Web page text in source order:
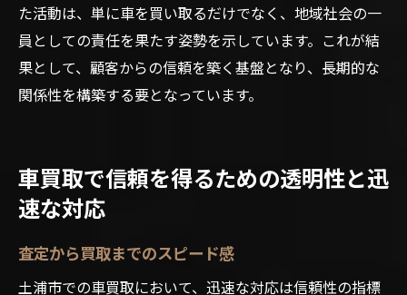
た活動は、単に車を買い取るだけでなく、地域社会の一
員としての責任を果たす姿勢を示しています。これが結
果として、顧客からの信頼を築く基盤となり、長期的な
関係性を構築する要となっています。
車買取で信頼を得るための透明性と迅
速な対応
査定から買取までのスピード感
土浦市での車買取において、迅速な対応は信頼性の指標